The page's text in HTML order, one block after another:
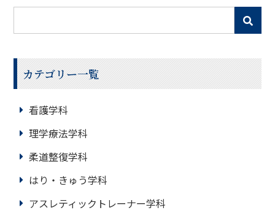
カテゴリー一覧
看護学科
理学療法学科
柔道整復学科
はり・きゅう学科
アスレティックトレーナー学科